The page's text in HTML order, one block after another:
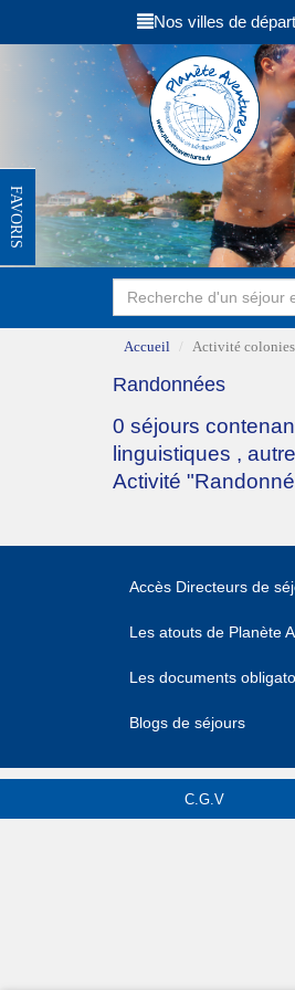
Nos villes de départ
FAVORIS
Accueil Activité colonies
Randonnées
0 séjours
linguistiques ,
Activité
Accès Directeurs de
Les atouts de Planète
Les documents
Blogs de séjours
C.G.V